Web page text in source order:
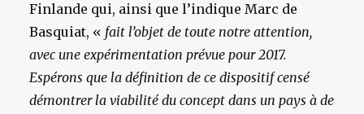
Finlande qui, ainsi que l’indique Marc de
Basquiat, « fait l’objet de toute notre attention,
avec une expérimentation prévue pour 2017.
Espérons que la définition de ce dispositif censé
démontrer la viabilité du concept dans un pays à de